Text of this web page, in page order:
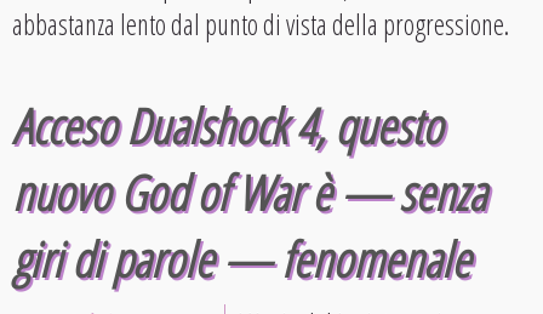
abbastanza lento dal punto di vista della progressione.
Acceso Dualshock 4, questo
nuovoGod of Warè — senza
giri di parole —fenomenale